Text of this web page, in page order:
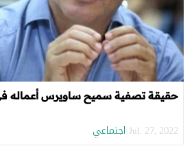
حقيقة تصفية سميح ساويرس أعماله
Jul. 27, 2022 اجتماعي